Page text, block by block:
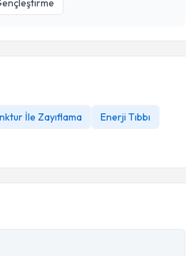
İle Zayıflama
Enerji Tıbbı